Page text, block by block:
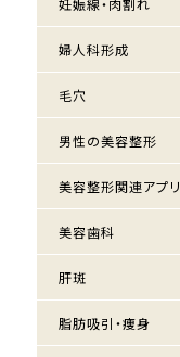
婦人科形成
毛穴
男性の美容整形
美容整形関連アプリ
美容歯科
肝斑
脂肪吸引・痩身